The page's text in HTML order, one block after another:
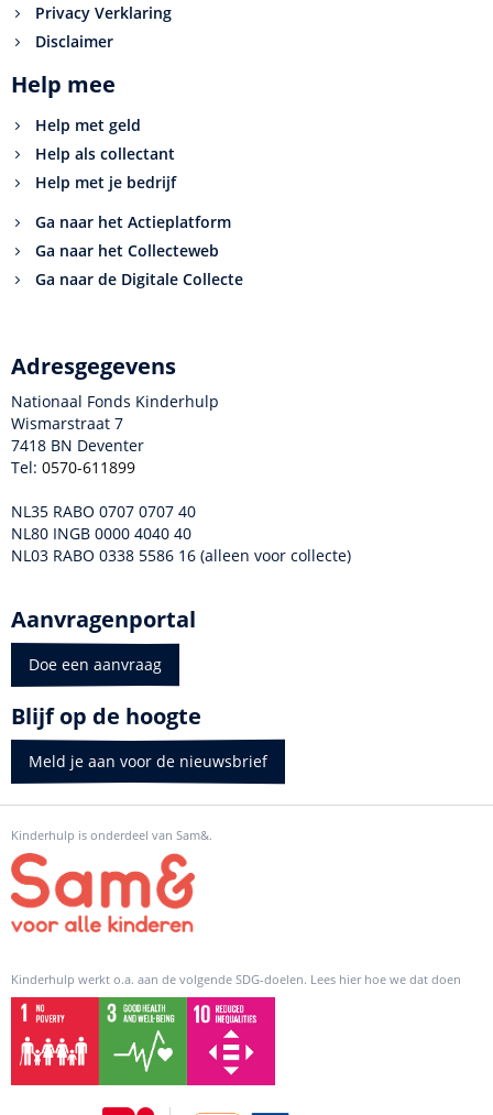
Privacy Verklaring
Disclaimer
Help mee
Help met geld
Help als collectant
Help met je bedrijf
Ga naar het Actieplatform
Ga naar het Collecteweb
Ga naar de Digitale Collecte
Adresgegevens
Nationaal Fonds Kinderhulp
Wismarstraat 7
7418 BN Deventer
Tel: 0570-611899
NL35 RABO 0707 0707 40
NL80 INGB 0000 4040 40
NL03 RABO 0338 5586 16 (alleen voor collecte)
Aanvragenportal
Doe een aanvraag
Blijf op de hoogte
Meld je aan voor de nieuwsbrief
Kinderhulp is onderdeel van Sam&.
Kinderhulp werkt o.a. aan de volgende SDG-doelen. Lees hier hoe we dat doen